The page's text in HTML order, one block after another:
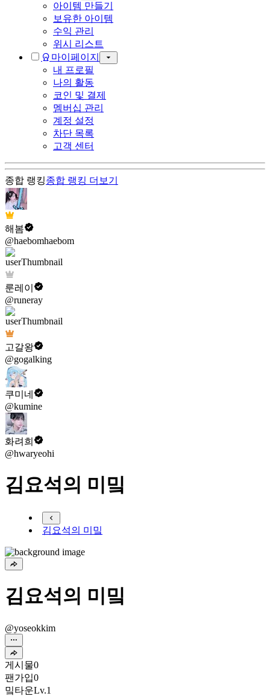
아이템 만들기
보유한 아이템
수익 관리
위시 리스트
마이페이지
내 프로필
나의 활동
코인 및 결제
멤버십 관리
계정 설정
차단 목록
고객 센터
종합 랭킹종합 랭킹 더보기
해봄
@haebomhaebom
룬레이
@runeray
고갈왕
@gogalking
쿠미네
@kumine
화려희
@hwaryeohi
김요석의 미밐
김요석의 미밐
김요석의 미밐
@yoseokkim
게시물0
팬가입0
밐타운Lv.1